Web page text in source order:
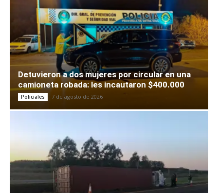
Detuvieron a dos mujeres por circular en una
camioneta robada: les incautaron $400.000
Policiales 7 de agosto de 2026